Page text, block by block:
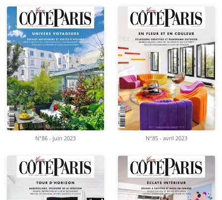
N°86 - juin 2023 N°85 - avril 2023